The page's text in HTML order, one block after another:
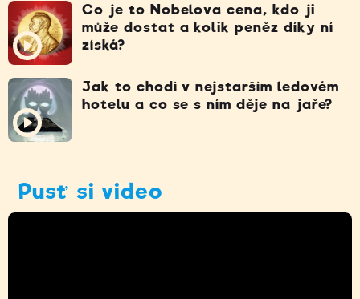
Co je to Nobelova cena, kdo ji
může dostat a kolik peněz díky ní
získá?
Jak to chodí v nejstarším ledovém
hotelu a co se s ním děje na jaře?
Pusť si video